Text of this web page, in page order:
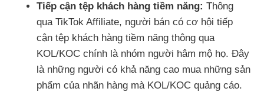
Tiếp cận tệp khách hàng tiềm năng:Thông
qua TikTok Affiliate, người bán có cơ hội tiếp
cận tệp khách hàng tiềm năng thông qua
KOL/KOC chính là nhóm người hâm mộ họ. Đây
là những người có khả năng cao mua những sản
phẩm của nhãn hàng mà KOL/KOC quảng cáo.